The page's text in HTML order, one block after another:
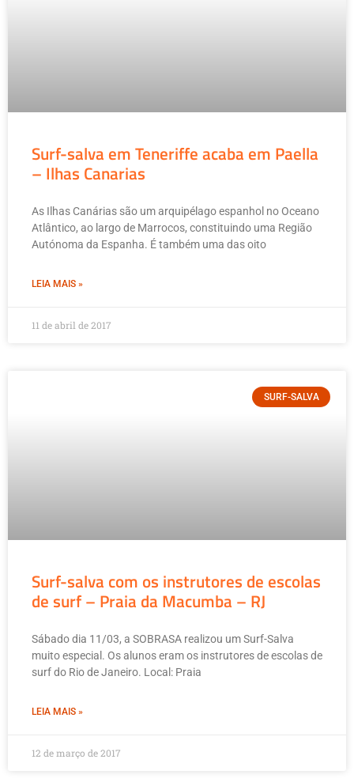
Surf-salva em Teneriffe acaba em Paella
– Ilhas Canarias
As Ilhas Canárias são um arquipélago espanhol no Oceano
Atlântico, ao largo de Marrocos, constituindo uma Região
Autónoma da Espanha. É também uma das oito
LEIA MAIS »
11 de abril de 2017
SURF-SALVA
Surf-salva com os instrutores de escolas
de surf – Praia da Macumba – RJ
Sábado dia 11/03, a SOBRASA realizou um Surf-Salva
muito especial. Os alunos eram os instrutores de escolas de
surf do Rio de Janeiro. Local: Praia
LEIA MAIS »
12 de março de 2017